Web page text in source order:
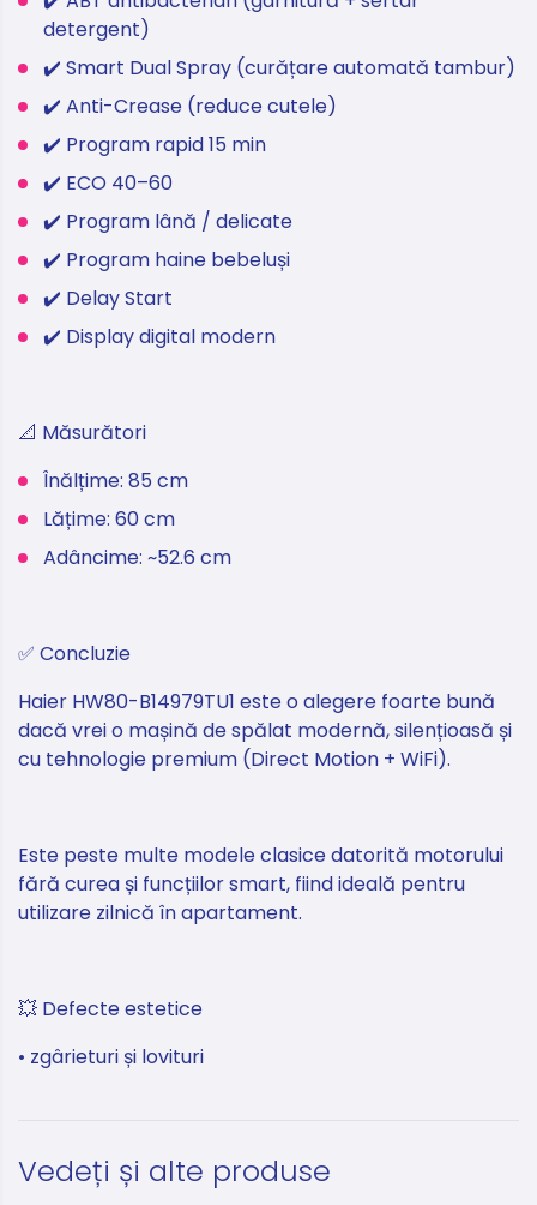
detergent)
✔️ Smart Dual Spray (curățare automată tambur)
✔️ Anti-Crease (reduce cutele)
✔️ Program rapid 15 min
✔️ ECO 40–60
✔️ Program lână / delicate
✔️ Program haine bebeluși
✔️ Delay Start
✔️ Display digital modern
📐 Măsurători
Înălțime: 85 cm
Lățime: 60 cm
Adâncime: ~52.6 cm
✅ Concluzie
Haier HW80-B14979TU1 este o alegere foarte bună
dacă vrei o mașină de spălat modernă, silențioasă și
cu tehnologie premium (Direct Motion + WiFi).
Este peste multe modele clasice datorită motorului
fără curea și funcțiilor smart, fiind ideală pentru
utilizare zilnică în apartament.
💥 Defecte estetice
• zgârieturi și lovituri
Vedeți și alte produse